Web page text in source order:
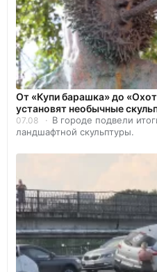
От «Купи барашка» до
установят необычные
07.08
В городе подвели
ландшафтной скульптуры.